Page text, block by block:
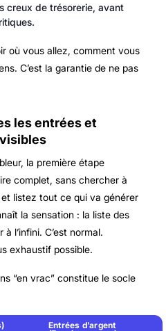
creux de trésorerie, avant
où vous allez, comment vous
C’est la garantie de ne pas
les entrées et
la première étape
complet, sans chercher à
listez tout ce qui va générer
la sensation : la liste des
l’infini. C’est normal.
exhaustif possible.
“en vrac” constitue le socle
Entrées d’argent